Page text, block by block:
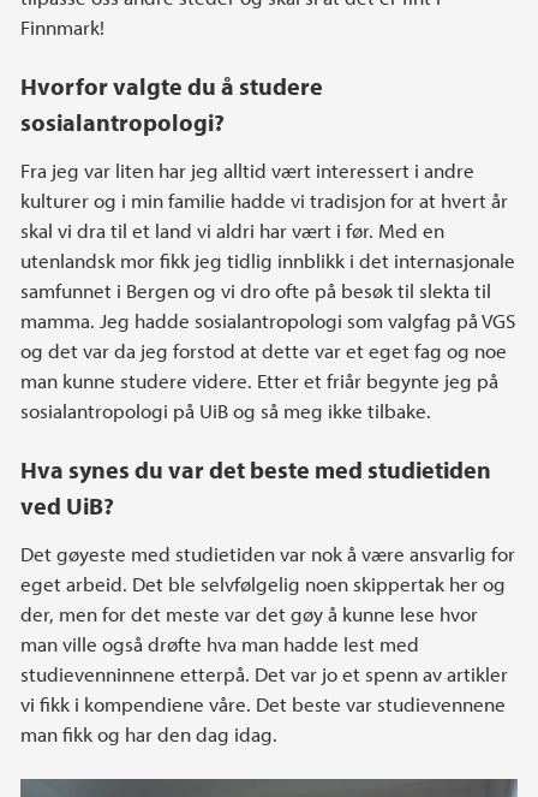
Finnmark!
Hvorfor valgte du å studere
sosialantropologi?
Fra jeg var liten har jeg alltid vært interessert i andre
kulturer og i min familie hadde vi tradisjon for at hvert år
skal vi dra til et land vi aldri har vært i før. Med en
utenlandsk mor fikk jeg tidlig innblikk i det internasjonale
samfunnet i Bergen og vi dro ofte på besøk til slekta til
mamma. Jeg hadde sosialantropologi som valgfag på VGS
og det var da jeg forstod at dette var et eget fag og noe
man kunne studere videre. Etter et friår begynte jeg på
sosialantropologi på UiB og så meg ikke tilbake.
Hva synes du var det beste med studietiden
ved UiB?
Det gøyeste med studietiden var nok å være ansvarlig for
eget arbeid. Det ble selvfølgelig noen skippertak her og
der, men for det meste var det gøy å kunne lese hvor
man ville også drøfte hva man hadde lest med
studievenninnene etterpå. Det var jo et spenn av artikler
vi fikk i kompendiene våre. Det beste var studievennene
man fikk og har den dag idag.